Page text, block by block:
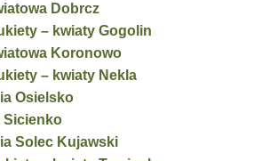
Dobrcz
– kwiaty Gogolin
Koronowo
– kwiaty Nekla
Osielsko
Sicienko
Solec Kujawski